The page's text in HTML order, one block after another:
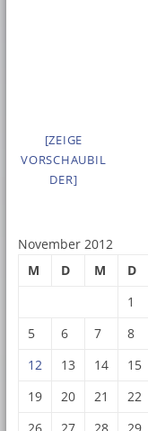
[ZEIGE
VORSCHAUBIL
DER]
November 2012
M
D M D
1
5
6 7 8
12
13 14 15
19
20 21 22